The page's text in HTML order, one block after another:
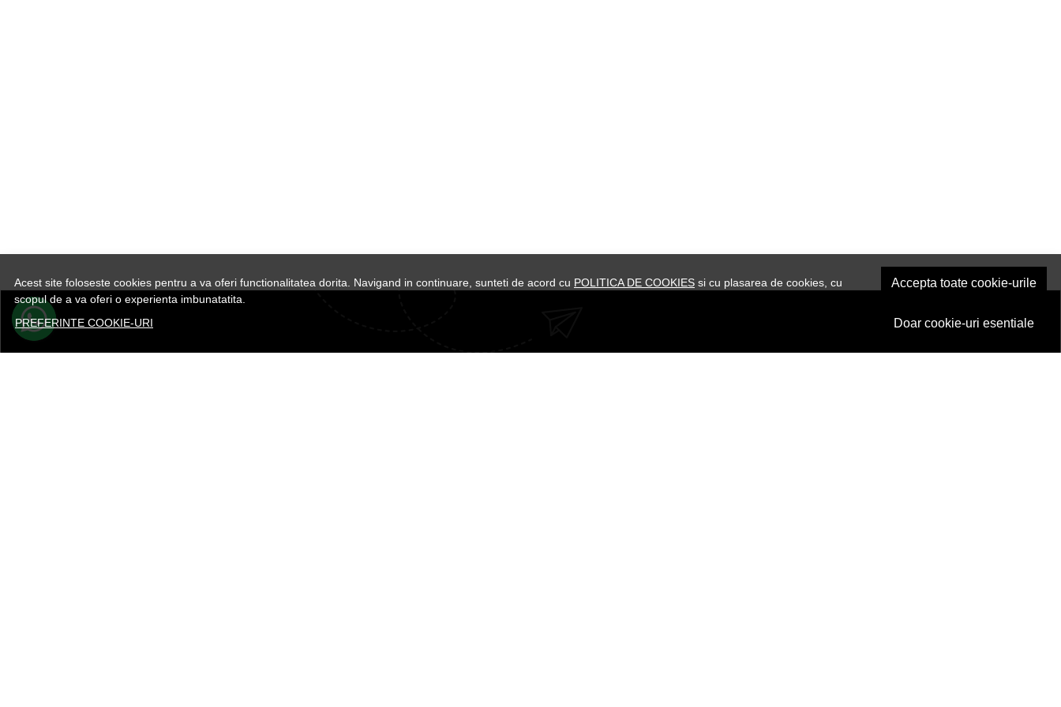
Acest site foloseste cookies pentru a va oferi functionalitatea dorita. Navigand in continuare, sunteti de acord cu POLITICA DE COOKIES si cu plasarea de cookies, cu
scopul de a va oferi o experienta imbunatatita.
PREFERINTE COOKIE-URI
Accepta toate cookie-urile
Doar cookie-uri esentiale